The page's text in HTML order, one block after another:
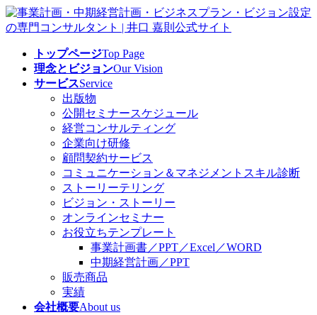
コ
ン
ナ
ビ
トップページTop Page
理念とビジョンOur Vision
サービスService
出版物
公開セミナースケジュール
経営コンサルティング
企業向け研修
顧問契約サービス
コミュニケーション＆マネジメントスキル診断
ストーリーテリング
ビジョン・ストーリー
オンラインセミナー
お役立ちテンプレート
事業計画書／PPT／Excel／WORD
中期経営計画／PPT
販売商品
実績
会社概要About us